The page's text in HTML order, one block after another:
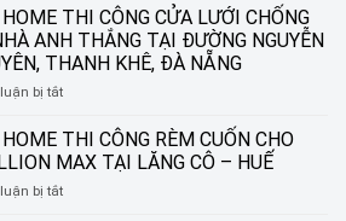
SÁO
NHÔM
TẠI
ĐƯỜNG
NGUYỄN
SẮC,
LIÊN
ĐÀ
CUỐN
IN
TRANH
HOÀNG
KIM
–
BIẾN
Ô
CỬA
THI CÔNG CỬA LƯỚI CHỐNG
ANH THẮNG TẠI ĐƯỜNG NGUYỄN
THANH KHÊ, ĐÀ NẴNG
bị tắtở
KIM
HOME
THI
CÔNG
THI CÔNG RÈM CUỐN CHO
MAX TẠI LĂNG CÔ – HUẾ
bị tắtở